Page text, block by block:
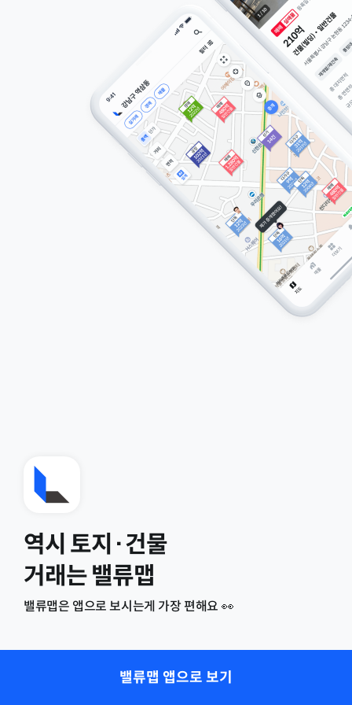
역시 토지·건물
거래는 밸류맵
밸류맵은 앱으로 보시는게 가장 편해요 👀
밸류맵 앱으로 보기